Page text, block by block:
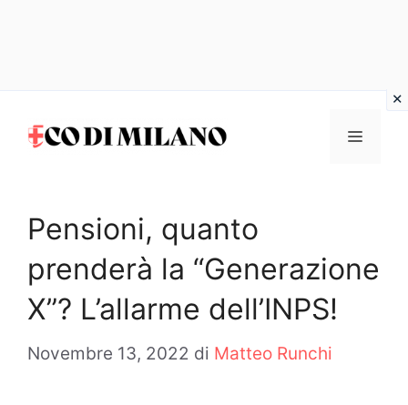
MENU
Pensioni, quanto
prenderà la “Generazione
X”? L’allarme dell’INPS!
Novembre 13, 2022 di Matteo Runchi